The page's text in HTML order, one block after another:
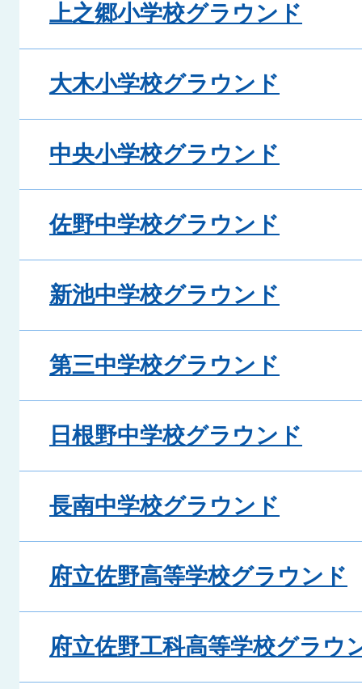
上之郷小学校グラウンド
大木小学校グラウンド
中央小学校グラウンド
佐野中学校グラウンド
新池中学校グラウンド
第三中学校グラウンド
日根野中学校グラウンド
長南中学校グラウンド
府立佐野高等学校グラウンド
府立佐野工科高等学校グラウ